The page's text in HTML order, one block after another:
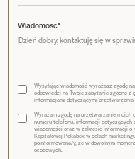
Wiadomość*
Wysyłając wiadomość wyrażasz zgodę
odpowiedzi na Twoje zapytanie zgodne z
informacjami dotyczącymi przetwarzania
Wyrażam zgodę na przetwarzanie moich
numeru telefonu, informacji
wiadomości oraz w zakresie informacji
Kapitałowej Pekabex w celach
poinformowana/y, że w dowolnym
osobowych.